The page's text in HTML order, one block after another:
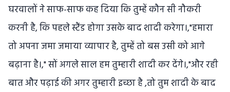
घरवालों ने साफ-साफ कह दिया कि तुम्हें कौन सी नौकरी
करनी है, कि पहले स्टैंड होगा उसके बाद शादी करेगा।,"हमारा
तो अपना जमा जमाया व्यापार है, तुम्हें तो बस उसी को आगे
बढ़ाना है।," सों अगले साल हम तुम्हारी शादी कर देंगे।,"और रही
बात और पढ़ाई की अगर तुम्हारी इच्छा है ,तो तुम शादी के बाद